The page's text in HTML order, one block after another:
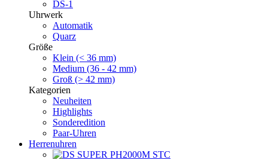
DS-1
Uhrwerk
Automatik
Quarz
Größe
Klein (< 36 mm)
Medium (36 - 42 mm)
Groß (> 42 mm)
Kategorien
Neuheiten
Highlights
Sonderedition
Paar-Uhren
Herrenuhren